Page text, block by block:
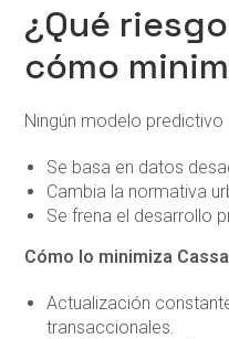
¿Qué
cómo
Ningún modelo predictivo
Se basa en datos
Cambia la normativa
Se frena el desarrollo
Cómo lo minimiza
Actualización
transaccionales.